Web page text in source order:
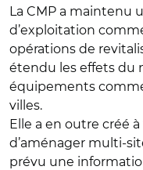
La CMP a maintenu
d’exploitation
opérations de
étendu les effets du
équipements
villes.
Elle a en outre créé
d’aménager multi-
prévu une